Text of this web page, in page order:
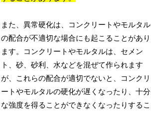
また、異常硬化は、コンクリートやモルタル
の配合が不適切な場合にも起こることがあり
ます。コンクリートやモルタルは、セメン
ト、砂、砂利、水などを混ぜて作られます
が、これらの配合が適切でないと、コンクリ
ートやモルタルの硬化が遅くなったり、十分
な強度を得ることができなくなったりするこ